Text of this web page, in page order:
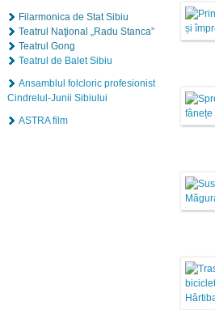
Filarmonica de Stat Sibiu
Teatrul Naţional „Radu Stanca”
Teatrul Gong
Teatrul de Balet Sibiu
Ansamblul folcloric profesionist
Cindrelul-Junii Sibiului
ASTRA film